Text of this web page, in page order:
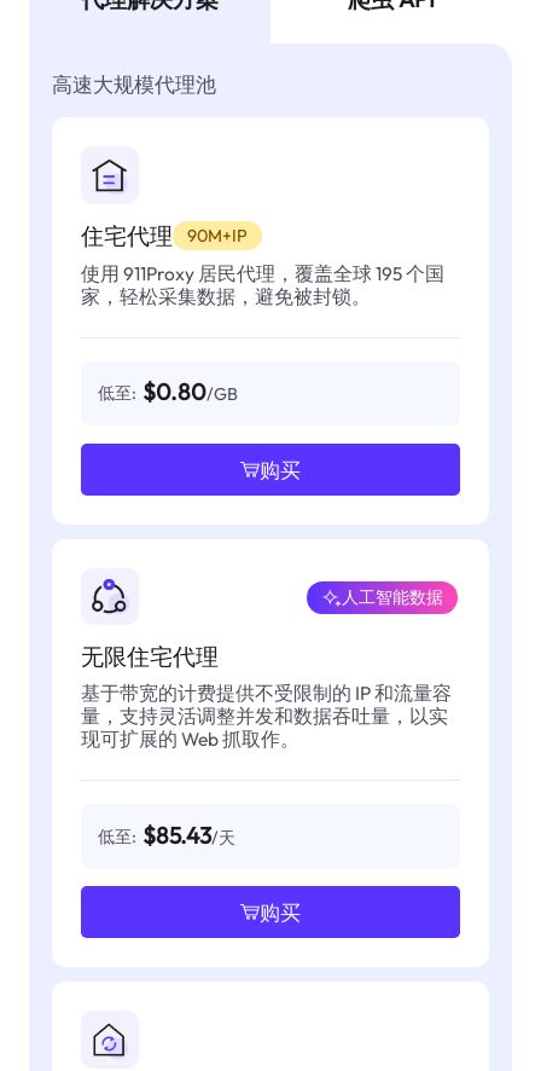
高速大规模代理池
住宅代理 90M+IP
使用 911Proxy 居民代理，覆盖全球 195 个国
家，轻松采集数据，避免被封锁。
低至: $0.80/GB
购买
无限住宅代理
人工智能数据
基于带宽的计费提供不受限制的 IP 和流量容
量，支持灵活调整并发和数据吞吐量，以实
现可扩展的 Web 抓取作。
低至: $85.43/天
购买